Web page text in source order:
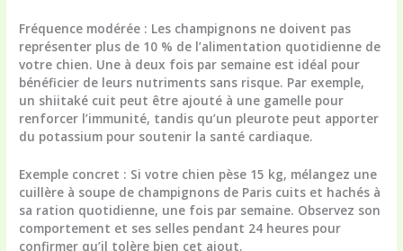
Fréquence modérée : Les champignons ne doivent pas
représenter plus de 10 % de l’alimentation quotidienne de
votre chien. Une à deux fois par semaine est idéal pour
bénéficier de leurs nutriments sans risque. Par exemple,
un shiitaké cuit peut être ajouté à une gamelle pour
renforcer l’immunité, tandis qu’un pleurote peut apporter
du potassium pour soutenir la santé cardiaque.
Exemple concret : Si votre chien pèse 15 kg, mélangez une
cuillère à soupe de champignons de Paris cuits et hachés à
sa ration quotidienne, une fois par semaine. Observez son
comportement et ses selles pendant 24 heures pour
confirmer qu’il tolère bien cet ajout.